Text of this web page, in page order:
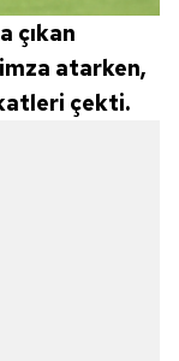
çıkan
atarken,
çekti.